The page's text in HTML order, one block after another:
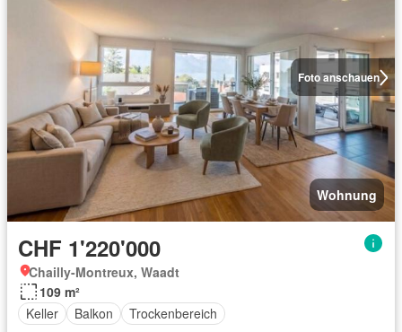
Foto anschauen
Wohnung
CHF 1'220'000
Chailly-Montreux, Waadt
109 m²
Keller
Balkon Trockenbereich